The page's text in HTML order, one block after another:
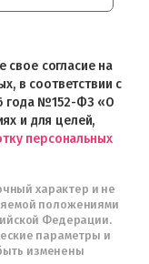
свое согласие на
в соответствии с
года №152-ФЗ «О
и для целей,
персональных
характер и не
положениями
Федерации.
параметры и
изменены